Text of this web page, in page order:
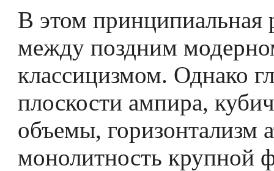
В этом принципиальная
между поздним
классицизмом. Однако
плоскости ампира,
объемы, горизонтализм
монолитность крупной